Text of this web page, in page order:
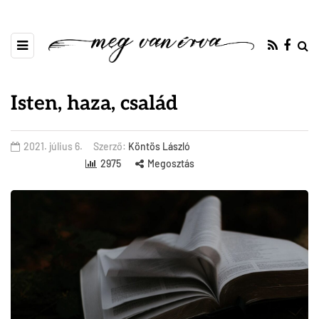
Isten, haza, család
2021. július 6. Szerző: Köntös László
2975
Megosztás